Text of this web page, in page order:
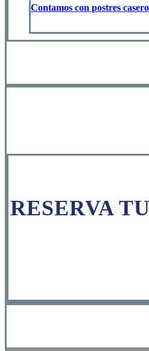
Contamos con postres
RESERVA